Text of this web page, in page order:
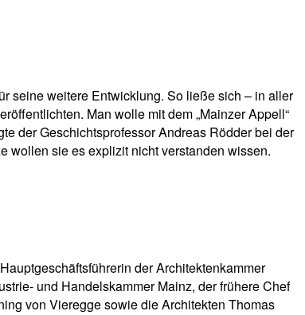
seine weitere Entwicklung. So ließe sich – in aller
Man wolle mit dem „Mainzer Appell“
der Geschichtsprofessor Andreas Rödder bei der
wollen sie es explizit nicht verstanden wissen.
der Architektenkammer
und Handelskammer Mainz, der frühere Chef
von Vieregge sowie die Architekten Thomas